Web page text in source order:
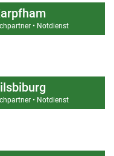
• Notdienst
• Notdienst